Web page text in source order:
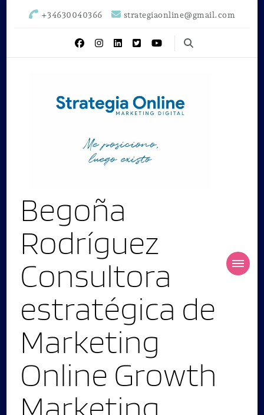
+34630040366 strategiaonline@gmail.com
Begoña
Rodríguez
Consultora
estratégica de
Marketing
Online Growth